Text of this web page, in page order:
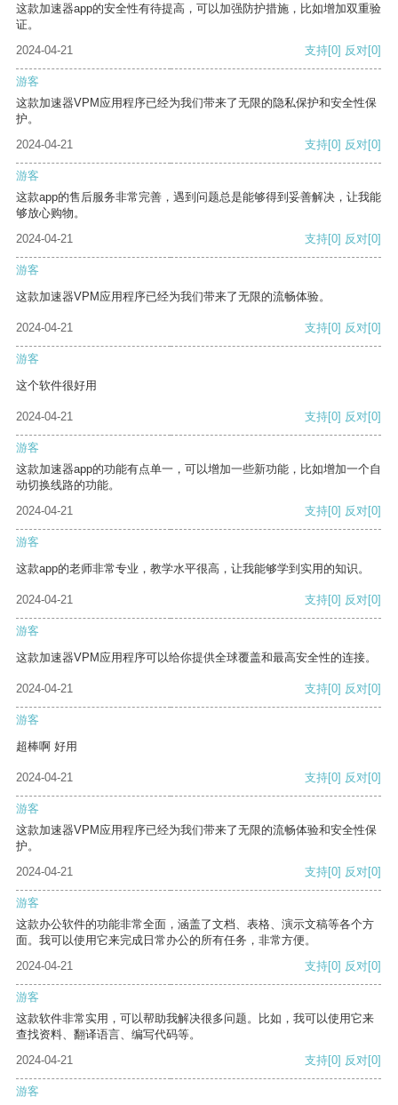
这款加速器app的安全性有待提高，可以加强防护措施，比如增加双重验
证。
2024-04-21
支持[0] 反对[0]
游客
这款加速器VPM应用程序已经为我们带来了无限的隐私保护和安全性保
护。
2024-04-21
支持[0] 反对[0]
游客
这款app的售后服务非常完善，遇到问题总是能够得到妥善解决，让我能
够放心购物。
2024-04-21
支持[0] 反对[0]
游客
这款加速器VPM应用程序已经为我们带来了无限的流畅体验。
2024-04-21 支持[0] 反对[0]
游客
这个软件很好用
2024-04-21 支持[0] 反对[0]
游客
这款加速器app的功能有点单一，可以增加一些新功能，比如增加一个自
动切换线路的功能。
2024-04-21
支持[0] 反对[0]
游客
这款app的老师非常专业，教学水平很高，让我能够学到实用的知识。
2024-04-21 支持[0] 反对[0]
游客
这款加速器VPM应用程序可以给你提供全球覆盖和最高安全性的连接。
2024-04-21 支持[0] 反对[0]
游客
超棒啊 好用
2024-04-21 支持[0] 反对[0]
游客
这款加速器VPM应用程序已经为我们带来了无限的流畅体验和安全性保
护。
2024-04-21
支持[0] 反对[0]
游客
这款办公软件的功能非常全面，涵盖了文档、表格、演示文稿等各个方
面。我可以使用它来完成日常办公的所有任务，非常方便。
2024-04-21
支持[0] 反对[0]
游客
这款软件非常实用，可以帮助我解决很多问题。比如，我可以使用它来
查找资料、翻译语言、编写代码等。
2024-04-21
支持[0] 反对[0]
游客